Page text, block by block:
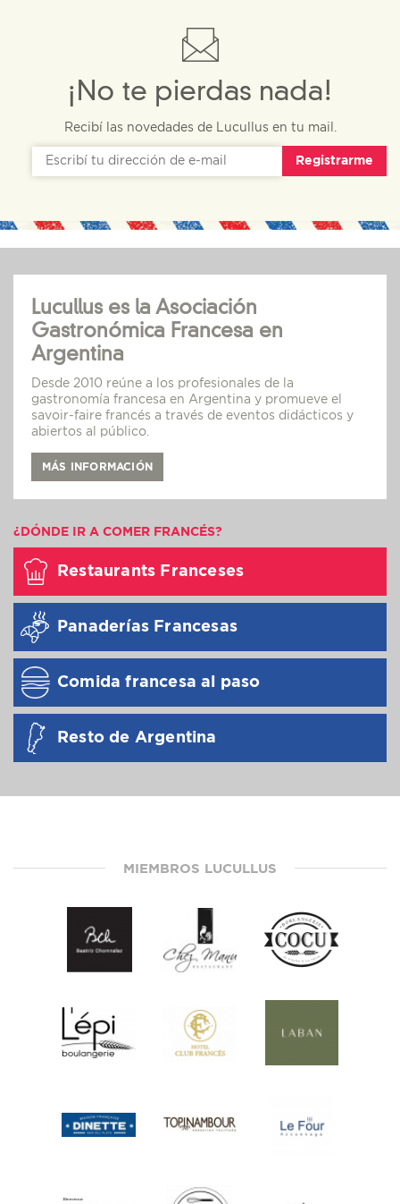
¡No te pierdas nada!
Recibí las novedades de Lucullus en tu mail.
Registrarme
Lucullus es la Asociación
Gastronómica Francesa en
Argentina
Desde 2010 reúne a los profesionales de la
gastronomía francesa en Argentina y promueve el
savoir-faire francés a través de eventos didácticos y
abiertos al público.
MÁS INFORMACIÓN
¿DÓNDE IR A COMER FRANCÉS?
Restaurants Franceses
Panaderías Francesas
Comida francesa al paso
Resto de Argentina
MIEMBROS LUCULLUS